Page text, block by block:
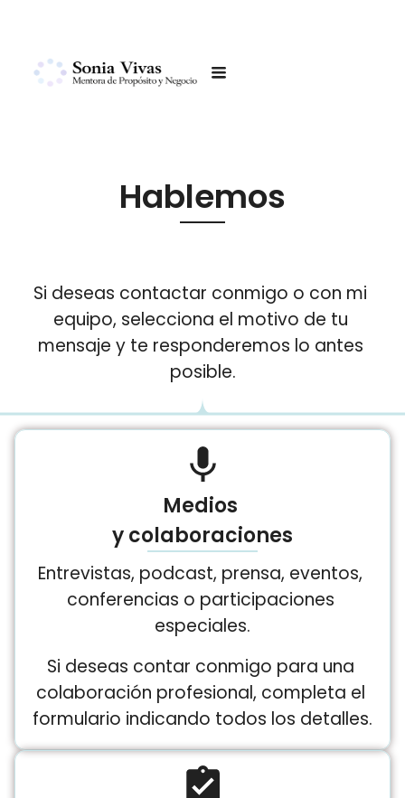
Hablemos
Si deseas contactar conmigo o con mi
equipo, selecciona el motivo de tu
mensaje y te responderemos lo antes
posible.
Medios
y colaboraciones
Entrevistas, podcast, prensa, eventos,
conferencias o participaciones
especiales.
Si deseas contar conmigo para una
colaboración profesional, completa el
formulario indicando todos los detalles.